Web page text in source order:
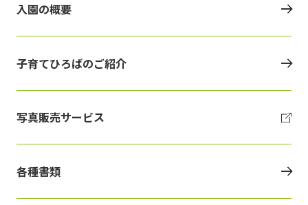
入園の概要
子育てひろばのご紹介
写真販売サービス
各種書類